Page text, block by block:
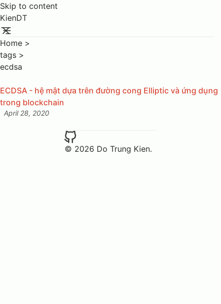
Skip to content
KienDT
Home >
tags >
ecdsa
ECDSA - hệ mật dựa trên đường cong Elliptic và ứng dụng
trong blockchain
Posted on:
April 28, 2020
© 2026 Do Trung Kien.